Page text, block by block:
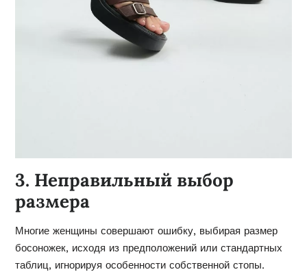
3. Неправильный выбор
размера
Многие женщины совершают ошибку, выбирая размер
босоножек, исходя из предположений или стандартных
таблиц, игнорируя особенности собственной стопы.